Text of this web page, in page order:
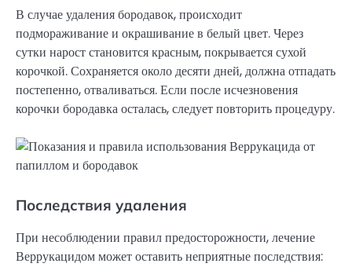
В случае удаления бородавок, происходит
подмораживание и окрашивание в белый цвет. Через
сутки нарост становится красным, покрывается сухой
корочкой. Сохраняется около десяти дней, должна отпадать
постепенно, отваливаться. Если после исчезновения
корочки бородавка осталась, следует повторить процедуру.
Последствия удаления
При несоблюдении правил предосторожности, лечение
Веррукацидом может оставить неприятные последствия: